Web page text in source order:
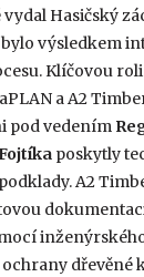
Hasičský
výsledkem
Klíčovou
a A2
pod vedením
poskytly
A2
dřevěné